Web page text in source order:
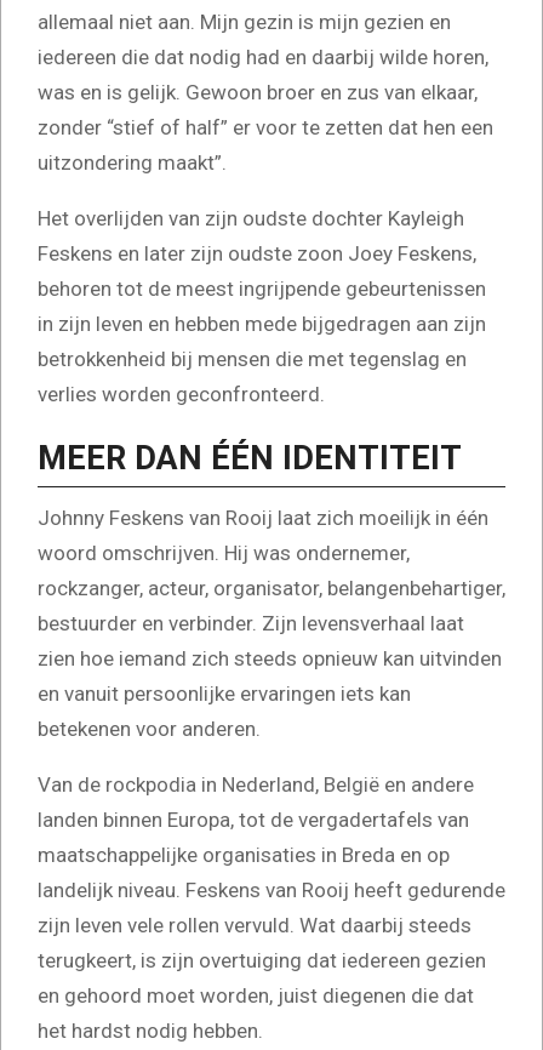
allemaal niet aan. Mijn gezin is mijn gezien en
iedereen die dat nodig had en daarbij wilde horen,
was en is gelijk. Gewoon broer en zus van elkaar,
zonder “stief of half” er voor te zetten dat hen een
uitzondering maakt”.
Het overlijden van zijn oudste dochter Kayleigh
Feskens en later zijn oudste zoon Joey Feskens,
behoren tot de meest ingrijpende gebeurtenissen
in zijn leven en hebben mede bijgedragen aan zijn
betrokkenheid bij mensen die met tegenslag en
verlies worden geconfronteerd.
MEER DAN ÉÉN IDENTITEIT
Johnny Feskens van Rooij laat zich moeilijk in één
woord omschrijven. Hij was ondernemer,
rockzanger, acteur, organisator, belangenbehartiger,
bestuurder en verbinder. Zijn levensverhaal laat
zien hoe iemand zich steeds opnieuw kan uitvinden
en vanuit persoonlijke ervaringen iets kan
betekenen voor anderen.
Van de rockpodia in Nederland, België en andere
landen binnen Europa, tot de vergadertafels van
maatschappelijke organisaties in Breda en op
landelijk niveau. Feskens van Rooij heeft gedurende
zijn leven vele rollen vervuld. Wat daarbij steeds
terugkeert, is zijn overtuiging dat iedereen gezien
en gehoord moet worden, juist diegenen die dat
het hardst nodig hebben.